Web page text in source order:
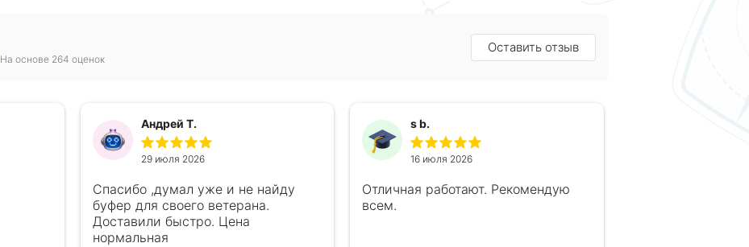
На основе 264 оценок
Оставить отзыв
Андрей Т.
29 июля 2026
Спасибо ,думал уже и не найду
буфер для своего ветерана.
Доставили быстро. Цена
нормальная
s b.
16 июля 2026
Отличная работают. Рекомендую
всем.